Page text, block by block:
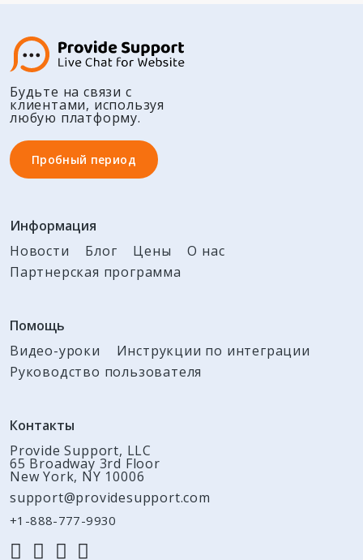
Будьте на связи с
клиентами, используя
любую платформу.
Пробный период
Пробный период
Информация
Новости
Блог Цены
О нас
Партнерская программа
Помощь
Видео-уроки
Инструкции по интеграции
Руководство пользователя
Контакты
Provide Support, LLC
65 Broadway 3rd Floor
New York, NY 10006
support@providesupport.com
+1-888-777-9930